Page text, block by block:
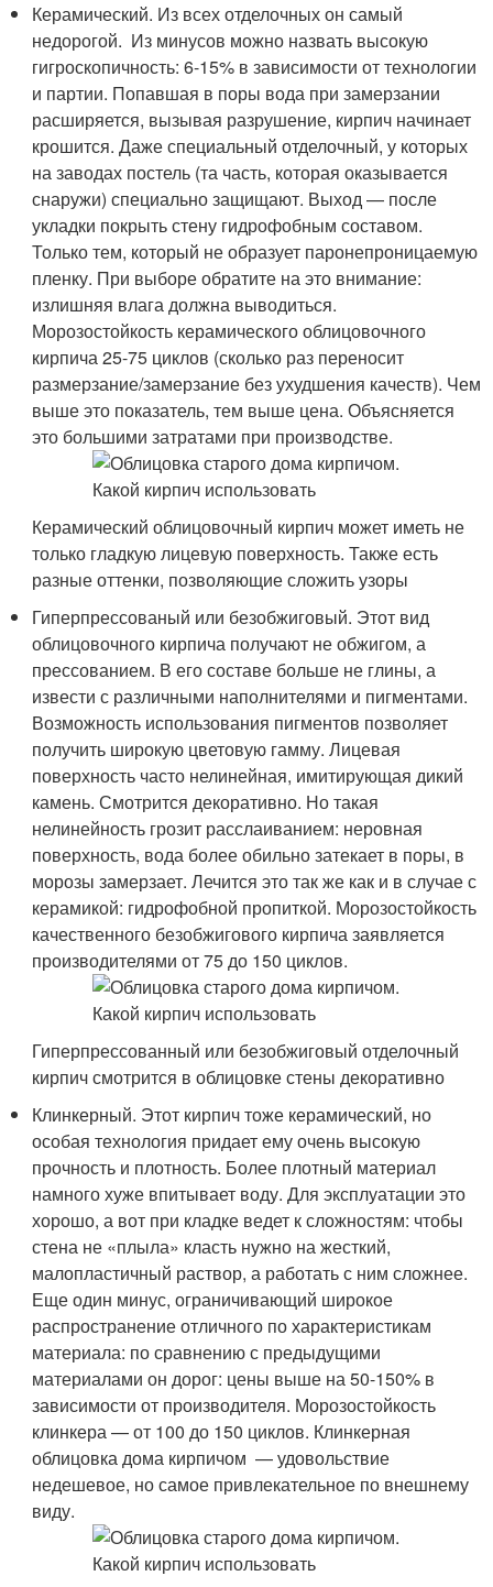
Керамический. Из всех отделочных он самый
недорогой. Из минусов можно назвать высокую
гигроскопичность: 6-15% в зависимости от технологии
и партии. Попавшая в поры вода при замерзании
расширяется, вызывая разрушение, кирпич начинает
крошится. Даже специальный отделочный, у которых
на заводах постель (та часть, которая оказывается
снаружи) специально защищают. Выход — после
укладки покрыть стену гидрофобным составом.
Только тем, который не образует паронепроницаемую
пленку. При выборе обратите на это внимание:
излишняя влага должна выводиться.
Морозостойкость керамического облицовочного
кирпича 25-75 циклов (сколько раз переносит
размерзание/замерзание без ухудшения качеств). Чем
выше это показатель, тем выше цена. Объясняется
это большими затратами при производстве.
Керамический облицовочный кирпич может иметь не
только гладкую лицевую поверхность. Также есть
разные оттенки, позволяющие сложить узоры
Гиперпрессованый или безобжиговый. Этот вид
облицовочного кирпича получают не обжигом, а
прессованием. В его составе больше не глины, а
извести с различными наполнителями и пигментами.
Возможность использования пигментов позволяет
получить широкую цветовую гамму. Лицевая
поверхность часто нелинейная, имитирующая дикий
камень. Смотрится декоративно. Но такая
нелинейность грозит расслаиванием: неровная
поверхность, вода более обильно затекает в поры, в
морозы замерзает. Лечится это так же как и в случае с
керамикой: гидрофобной пропиткой. Морозостойкость
качественного безобжигового кирпича заявляется
производителями от 75 до 150 циклов.
Гиперпрессованный или безобжиговый отделочный
кирпич смотрится в облицовке стены декоративно
Клинкерный. Этот кирпич тоже керамический, но
особая технология придает ему очень высокую
прочность и плотность. Более плотный материал
намного хуже впитывает воду. Для эксплуатации это
хорошо, а вот при кладке ведет к сложностям: чтобы
стена не «плыла» класть нужно на жесткий,
малопластичный раствор, а работать с ним сложнее.
Еще один минус, ограничивающий широкое
распространение отличного по характеристикам
материала: по сравнению с предыдущими
материалами он дорог: цены выше на 50-150% в
зависимости от производителя. Морозостойкость
клинкера — от 100 до 150 циклов. Клинкерная
облицовка дома кирпичом — удовольствие
недешевое, но самое привлекательное по внешнему
виду.